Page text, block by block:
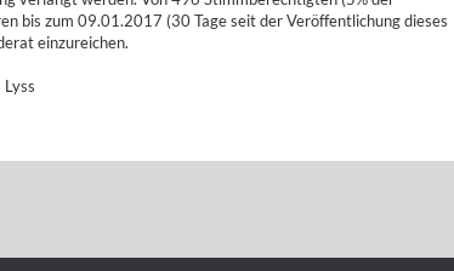
bis zum 09.01.2017 (30 Tage seit der Veröffentlichung dieses
einzureichen.